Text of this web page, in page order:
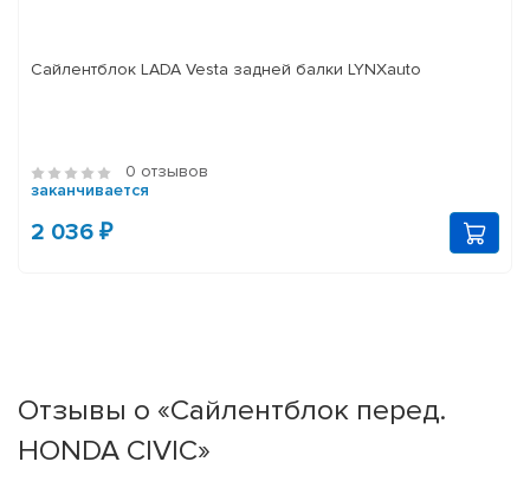
Сайлентблок LADA Vesta задней балки LYNXauto
0 отзывов
заканчивается
2 036 ₽
Отзывы о «Сайлентблок перед.
HONDA CIVIC»